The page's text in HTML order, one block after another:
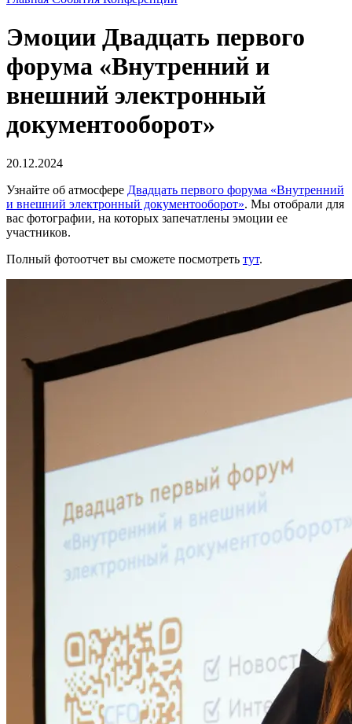
Эмоции Двадцать первого
форума «Внутренний и
внешний электронный
документооборот»
20.12.2024
Узнайте об атмосфере Двадцать первого форума «Внутренний
и внешний электронный документооборот». Мы отобрали для
вас фотографии, на которых запечатлены эмоции ее
участников.
Полный фотоотчет вы сможете посмотреть тут.